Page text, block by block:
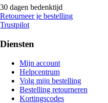
30 dagen bedenktijd
Retourneer je bestelling
Trustpilot
Diensten
Mijn account
Helpcentrum
Volg mijn bestelling
Bestelling retourneren
Kortingscodes